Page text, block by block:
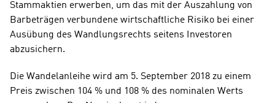
Stammaktien erwerben, um das mit der Auszahlung von
Barbeträgen verbundene wirtschaftliche Risiko bei einer
Ausübung des Wandlungsrechts seitens Investoren
abzusichern.
Die Wandelanleihe wird am 5. September 2018 zu einem
Preis zwischen 104 % und 108 % des nominalen Werts